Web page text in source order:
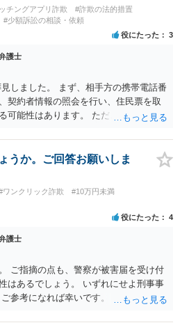
チングアプリ詐欺
#詐欺の法的措置
#少額訴訟の相談・依頼
役にたった 3
護士
しました。 まず、相手方の携帯電話番
契約者情報の照会を行い、住民票を取
可能性はあります。 ただ、他人名義の
の事案であれば照会できる可能性はあ
由する方法より難しくなります。 身元
あるかどうかを確認していきます。 基
返金請求ができません。 詐欺を含め、
かを確認していきます。 さらに、渡し
かどうかも精査します。 上記を経て、
しょう。 ご理解のとおり、詐欺である
ん。 刑事事件化が出来るのであれば、
ありますが、民事上の詐欺の立証以上
ちらについては、一度、最寄りの警察
ください。 具体的な見通しに関して
うか。ご回答お願いしま
ワンクリック詐欺
#10万円未満
役にたった 4
護士
ご指摘の点も、警察が被害届を受け付
はあるでしょう。 いずれにせよ刑事事
参考になれば幸いです。